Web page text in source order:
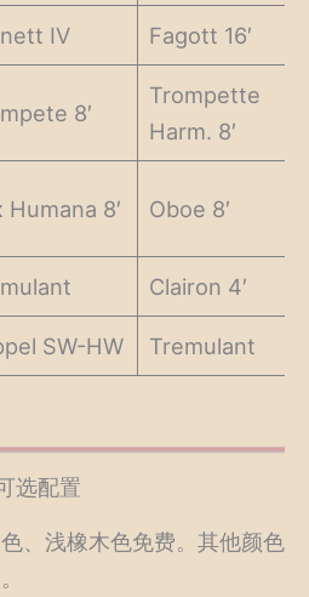
IV Fagott 16′
8′
Trompette
Harm. 8′
Humana 8′ Oboe 8′
Clairon 4′
SW-HW Tremulant
选配置
、浅橡木色免费。其他颜色